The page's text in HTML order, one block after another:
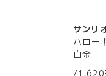
サンリ
ハロー
白金
/1,620